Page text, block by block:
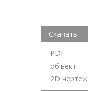
Скачать
PDF
объект
2D чертеж